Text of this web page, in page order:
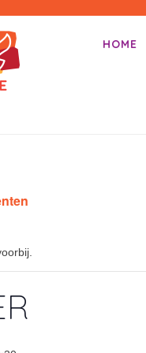
Primair
Spring
HOME